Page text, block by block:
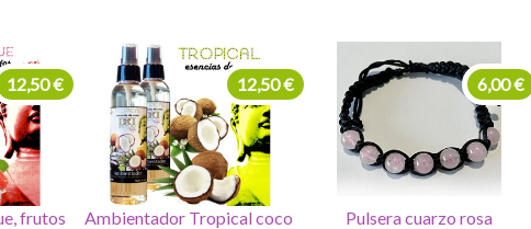
Ambientador Bosque, frutos
12,50 €
Ambientador Tropical coco
12,50 €